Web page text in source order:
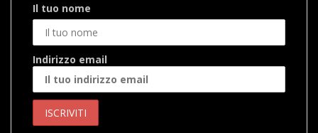
Il tuo nome
Indirizzo email